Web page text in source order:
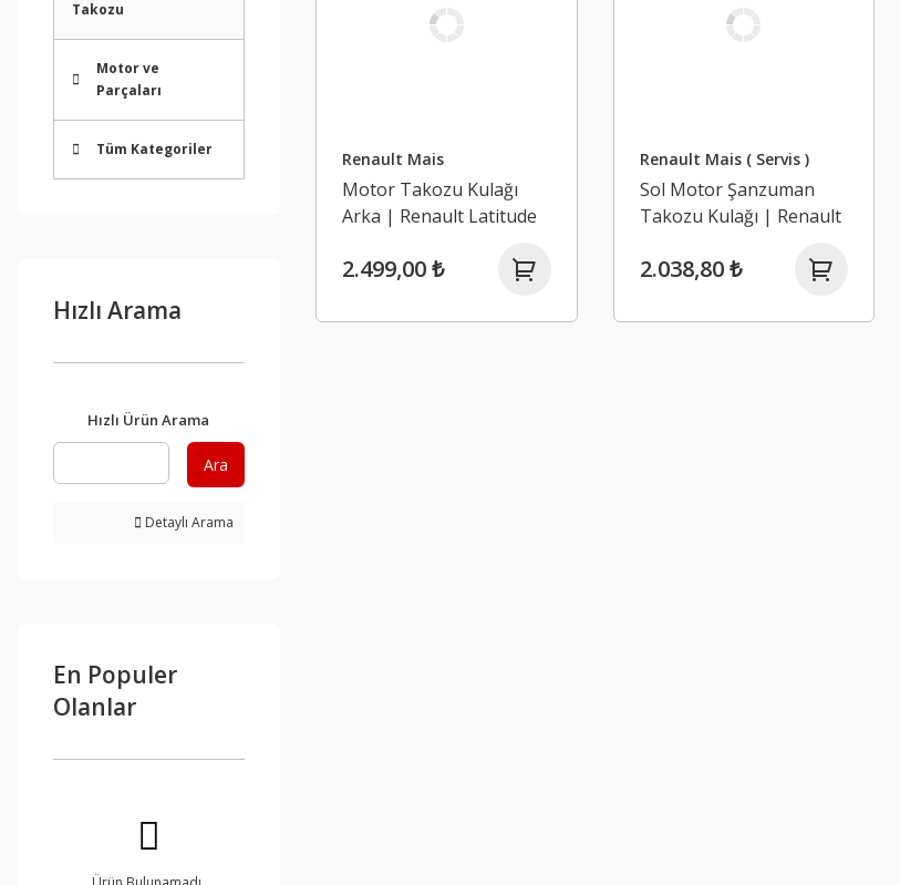
Takozu
Motor ve
Parçaları
Tüm Kategoriler
Hızlı Arama
Hızlı Ürün Arama
Ara
Detaylı Arama
En Populer
Olanlar
Renault Mais
Motor Takozu Kulağı
Arka | Renault Latitude
2.499,00 ₺
Renault Mais ( Servis )
Sol Motor Şanzuman
Takozu Kulağı | Renault
2.038,80 ₺